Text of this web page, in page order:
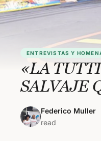
ENTREVISTAS Y
«LA
SALVAJE
Federico Muller
read